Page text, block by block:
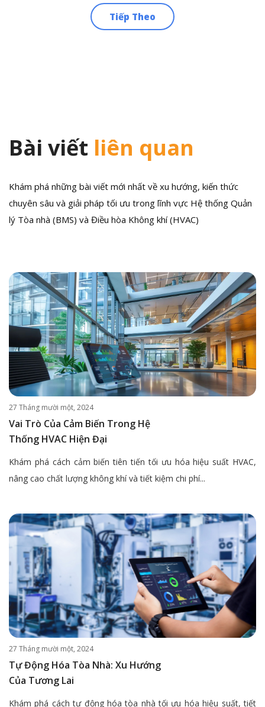
Tiếp Theo
Bài viết liên quan
Khám phá những bài viết mới nhất về xu hướng, kiến thức
chuyên sâu và giải pháp tối ưu trong lĩnh vực Hệ thống Quản
lý Tòa nhà (BMS) và Điều hòa Không khí (HVAC)
27 Tháng mười một, 2024
Vai Trò Của Cảm Biến Trong Hệ
Thống HVAC Hiện Đại
Khám phá cách cảm biến tiên tiến tối ưu hóa hiệu suất HVAC,
nâng cao chất lượng không khí và tiết kiệm chi phí...
27 Tháng mười một, 2024
Tự Động Hóa Tòa Nhà: Xu Hướng
Của Tương Lai
Khám phá cách tự động hóa tòa nhà tối ưu hóa hiệu suất, tiết